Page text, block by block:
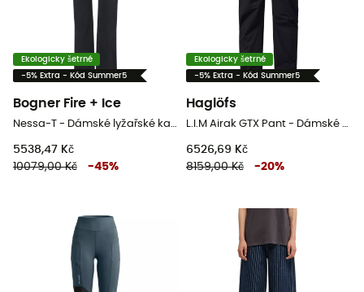
Ekologicky šetrné
-5% Extra - Kód Summer5
Bogner Fire + Ice
Nessa-T - Dámské lyžařské kalhoty
5538,47 Kč
10079,00 Kč
-45%
Ekologicky šetrné
-5% Extra - Kód Summer5
Haglöfs
L.I.M Airak GTX Pant - Dámské nepromokavé kalhoty
6526,69 Kč
8159,00 Kč
-20%